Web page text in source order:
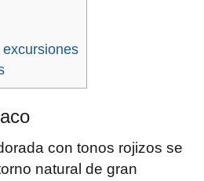
con tonos rojizos se
natural de gran